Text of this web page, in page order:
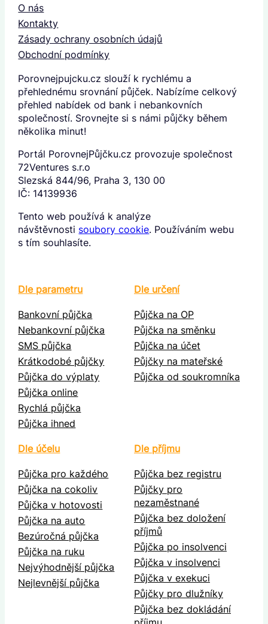
O nás
Kontakty
Zásady ochrany osobních údajů
Obchodní podmínky
Porovnejpujcku.cz slouží k rychlému a
přehlednému srovnání půjček. Nabízíme celkový
přehled nabídek od bank i nebankovních
společností. Srovnejte si s námi půjčky během
několika minut!
Portál PorovnejPůjčku.cz provozuje společnost
72Ventures s.r.o
Slezská 844/96, Praha 3, 130 00
IČ: 14139936
Tento web používá k analýze
návštěvnosti soubory cookie. Používáním webu
s tím souhlasíte.
Dle parametru
Bankovní půjčka
Nebankovní půjčka
SMS půjčka
Krátkodobé půjčky
Půjčka do výplaty
Půjčka online
Rychlá půjčka
Půjčka ihned
Dle určení
Půjčka na OP
Půjčka na směnku
Půjčka na účet
Půjčky na mateřské
Půjčka od soukromníka
Dle účelu
Půjčka pro každého
Půjčka na cokoliv
Půjčka v hotovosti
Půjčka na auto
Bezúročná půjčka
Půjčka na ruku
Nejvýhodnější půjčka
Nejlevnější půjčka
Dle příjmu
Půjčka bez registru
Půjčky pro
nezaměstnané
Půjčka bez doložení
příjmů
Půjčka po insolvenci
Půjčka v insolvenci
Půjčka v exekuci
Půjčky pro dlužníky
Půjčka bez dokládání